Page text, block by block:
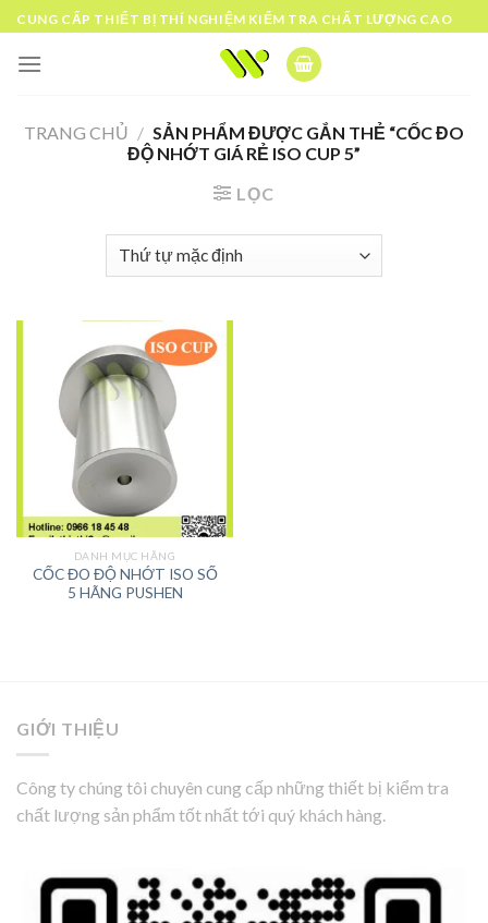
Skip
to
content
CUNG CẤP THIẾT BỊ THÍ NGHIỆM KIỂM TRA CHẤT LƯỢNG CAO
TRANG CHỦ / SẢN PHẨM ĐƯỢC GẮN THẺ “CỐC ĐO
ĐỘ NHỚT GIÁ RẺ ISO CUP 5”
LỌC
DANH MỤC HÃNG
CỐC ĐO ĐỘ NHỚT ISO SỐ
5 HÃNG PUSHEN
GIỚI THIỆU
Công ty chúng tôi chuyên cung cấp những thiết bị kiểm tra
chất lượng sản phẩm tốt nhất tới quý khách hàng.